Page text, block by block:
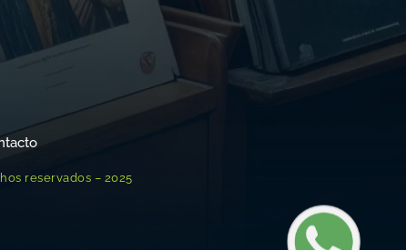
reservados – 2025